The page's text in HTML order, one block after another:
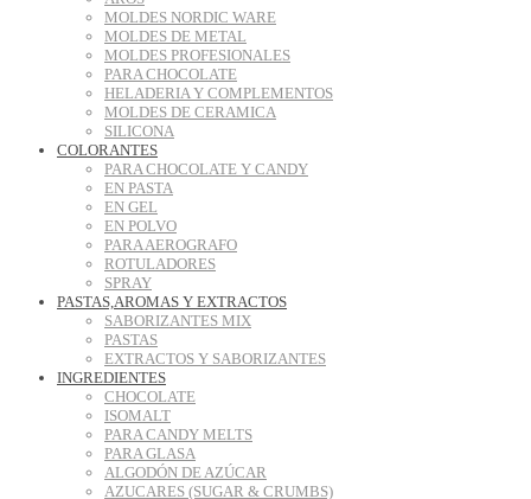
MOLDES NORDIC WARE
MOLDES DE METAL
MOLDES PROFESIONALES
PARA CHOCOLATE
HELADERIA Y COMPLEMENTOS
MOLDES DE CERAMICA
SILICONA
COLORANTES
PARA CHOCOLATE Y CANDY
EN PASTA
EN GEL
EN POLVO
PARA AEROGRAFO
ROTULADORES
SPRAY
PASTAS,AROMAS Y EXTRACTOS
SABORIZANTES MIX
PASTAS
EXTRACTOS Y SABORIZANTES
INGREDIENTES
CHOCOLATE
ISOMALT
PARA CANDY MELTS
PARA GLASA
ALGODÓN DE AZÚCAR
AZUCARES (SUGAR & CRUMBS)